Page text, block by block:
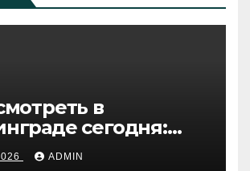
в
сегодня:
по самому
ADMIN